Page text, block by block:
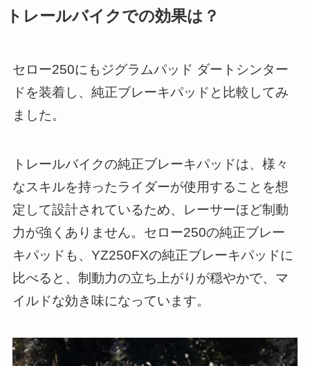
トレールバイクでの効果は？
セロー250にもジグラムパッド ダートシンター
ドを装着し、純正ブレーキパッドと比較してみ
ました。
トレールバイクの純正ブレーキパッドは、様々
なスキルを持ったライダーが使用することを想
定して設計されているため、レーサーほど制動
力が強くありません。セロー250の純正ブレー
キパッドも、YZ250FXの純正ブレーキパッドに
比べると、制動力の立ち上がりが穏やかで、マ
イルドな効き味になっています。